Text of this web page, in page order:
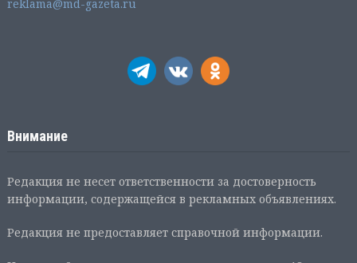
reklama@md-gazeta.ru
Внимание
Редакция не несет ответственности за достоверность
информации, содержащейся в рекламных объявлениях.
Редакция не предоставляет справочной информации.